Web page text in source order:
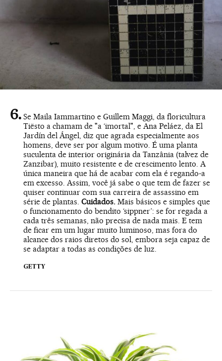
Se Maila Iammartino e Guillem Maggi, da floricultura
Tiësto a chamam de "a ‘imortal", e Ana Peláez, da El
Jardín del Ángel, diz que agrada especialmente aos
homens, deve ser por algum motivo. É uma planta
suculenta de interior originária da Tanzânia (talvez de
Zanzibar), muito resistente e de crescimento lento. A
única maneira que há de acabar com ela é regando-a
em excesso. Assim, você já sabe o que tem de fazer se
quiser continuar com sua carreira de assassino em
série de plantas. Cuidados. Mais básicos e simples que
o funcionamento do bendito ‘sippner’: se for regada a
cada três semanas, não precisa de nada mais. E tem
de ficar em um lugar muito luminoso, mas fora do
alcance dos raios diretos do sol, embora seja capaz de
se adaptar a todas as condições de luz.
GETTY